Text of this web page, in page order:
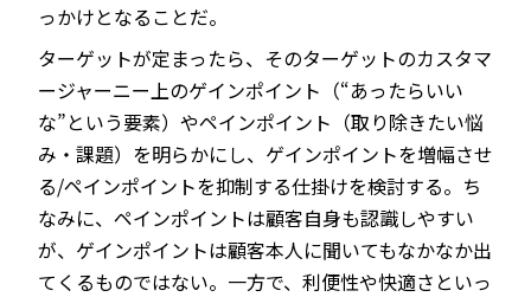
っかけとなることだ。
ターゲットが定まったら、そのターゲットのカスタマ
ージャーニー上のゲインポイント（“あったらいい
な”という要素）やペインポイント（取り除きたい悩
み・課題）を明らかにし、ゲインポイントを増幅させ
る/ペインポイントを抑制する仕掛けを検討する。ち
なみに、ペインポイントは顧客自身も認識しやすい
が、ゲインポイントは顧客本人に聞いてもなかなか出
てくるものではない。一方で、利便性や快適さといっ